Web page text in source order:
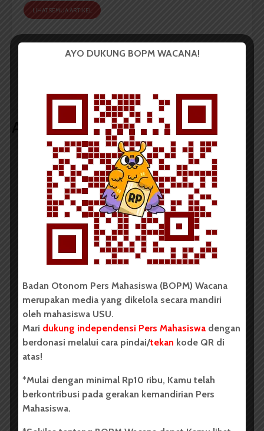
LIHAT SEMUA ARTIKEL
Artikel terkait lain
BERITA KAMPUS
Tim Mahasiswa USU Raih Juara I
Vokal Grup Pada PEKSIMIDA 2026
Dark Mode | Moda Gelap
Oleh: Cyntia Lorena Br Tarigan USU, wacana.org –
Redaksi 2 menit waktu baca
BERITA KAMPUS
BPDP Sosialisasikan Lomba Riset
Mahasiswa 2026, Dorong Inovasi
AYO DUKUNG BOPM WACANA!
Badan Otonom Pers Mahasiswa (BOPM) Wacana
merupakan media yang dikelola secara mandiri
oleh mahasiswa USU.
Mari dukung independensi Pers Mahasiswa dengan
berdonasi melalui cara pindai/tekan kode QR di
atas!
*Mulai dengan minimal Rp10 ribu, Kamu telah
berkontribusi pada gerakan kemandirian Pers
Mahasiswa.